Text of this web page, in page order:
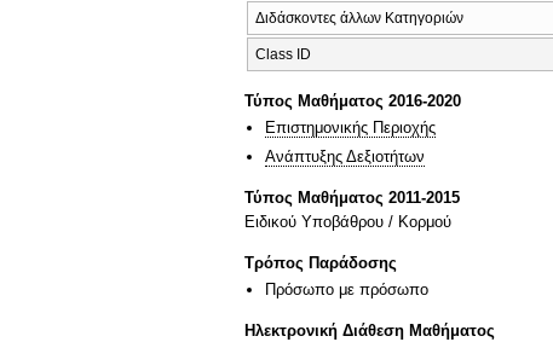
Διδάσκοντες άλλων Κατηγοριών
Class ID
Τύπος Μαθήματος 2016-2020
Επιστημονικής Περιοχής
Ανάπτυξης Δεξιοτήτων
Τύπος Μαθήματος 2011-2015
Ειδικού Υποβάθρου / Κορμού
Τρόπος Παράδοσης
Πρόσωπο με πρόσωπο
Ηλεκτρονική Διάθεση Μαθήματος